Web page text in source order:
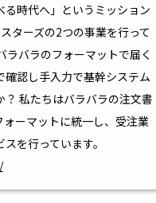
る時代へ」というミッション
ターズの2つの事業を行って
ラバラのフォーマットで届く
確認し手入力で基幹システム
私たちはバラバラの注文書
ーマットに統一し、受注業
を行っています。